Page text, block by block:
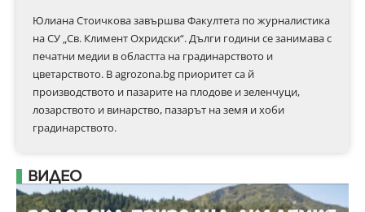
Юлиана Стоичкова завършва Факултета по журналистика
на СУ „Св. Климент Охридски“. Дълги години се занимава с
печатни медии в областта на градинарството и
цветарството. В agrozona.bg приоритет са й
производството и пазарите на плодове и зеленчуци,
лозарството и винарство, пазарът на земя и хоби
градинарството.
ВИДЕО